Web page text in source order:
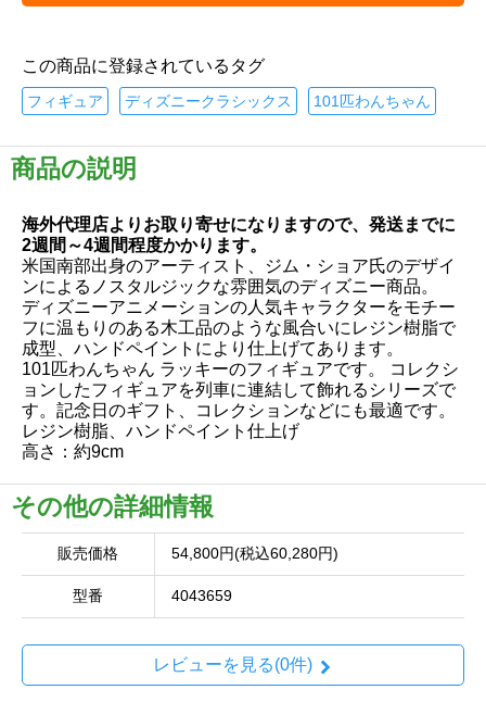
この商品に登録されているタグ
フィギュア ディズニークラシックス 101匹わんちゃん
商品の説明
海外代理店よりお取り寄せになりますので、発送までに
2週間～4週間程度かかります。
米国南部出身のアーティスト、ジム・ショア氏のデザイ
ンによるノスタルジックな雰囲気のディズニー商品。
ディズニーアニメーションの人気キャラクターをモチー
フに温もりのある木工品のような風合いにレジン樹脂で
成型、ハンドペイントにより仕上げてあります。
101匹わんちゃん ラッキーのフィギュアです。 コレクシ
ョンしたフィギュアを列車に連結して飾れるシリーズで
す。記念日のギフト、コレクションなどにも最適です。
レジン樹脂、ハンドペイント仕上げ
高さ：約9cm
その他の詳細情報
販売価格 54,800円(税込60,280円)
型番 4043659
レビューを見る(0件)